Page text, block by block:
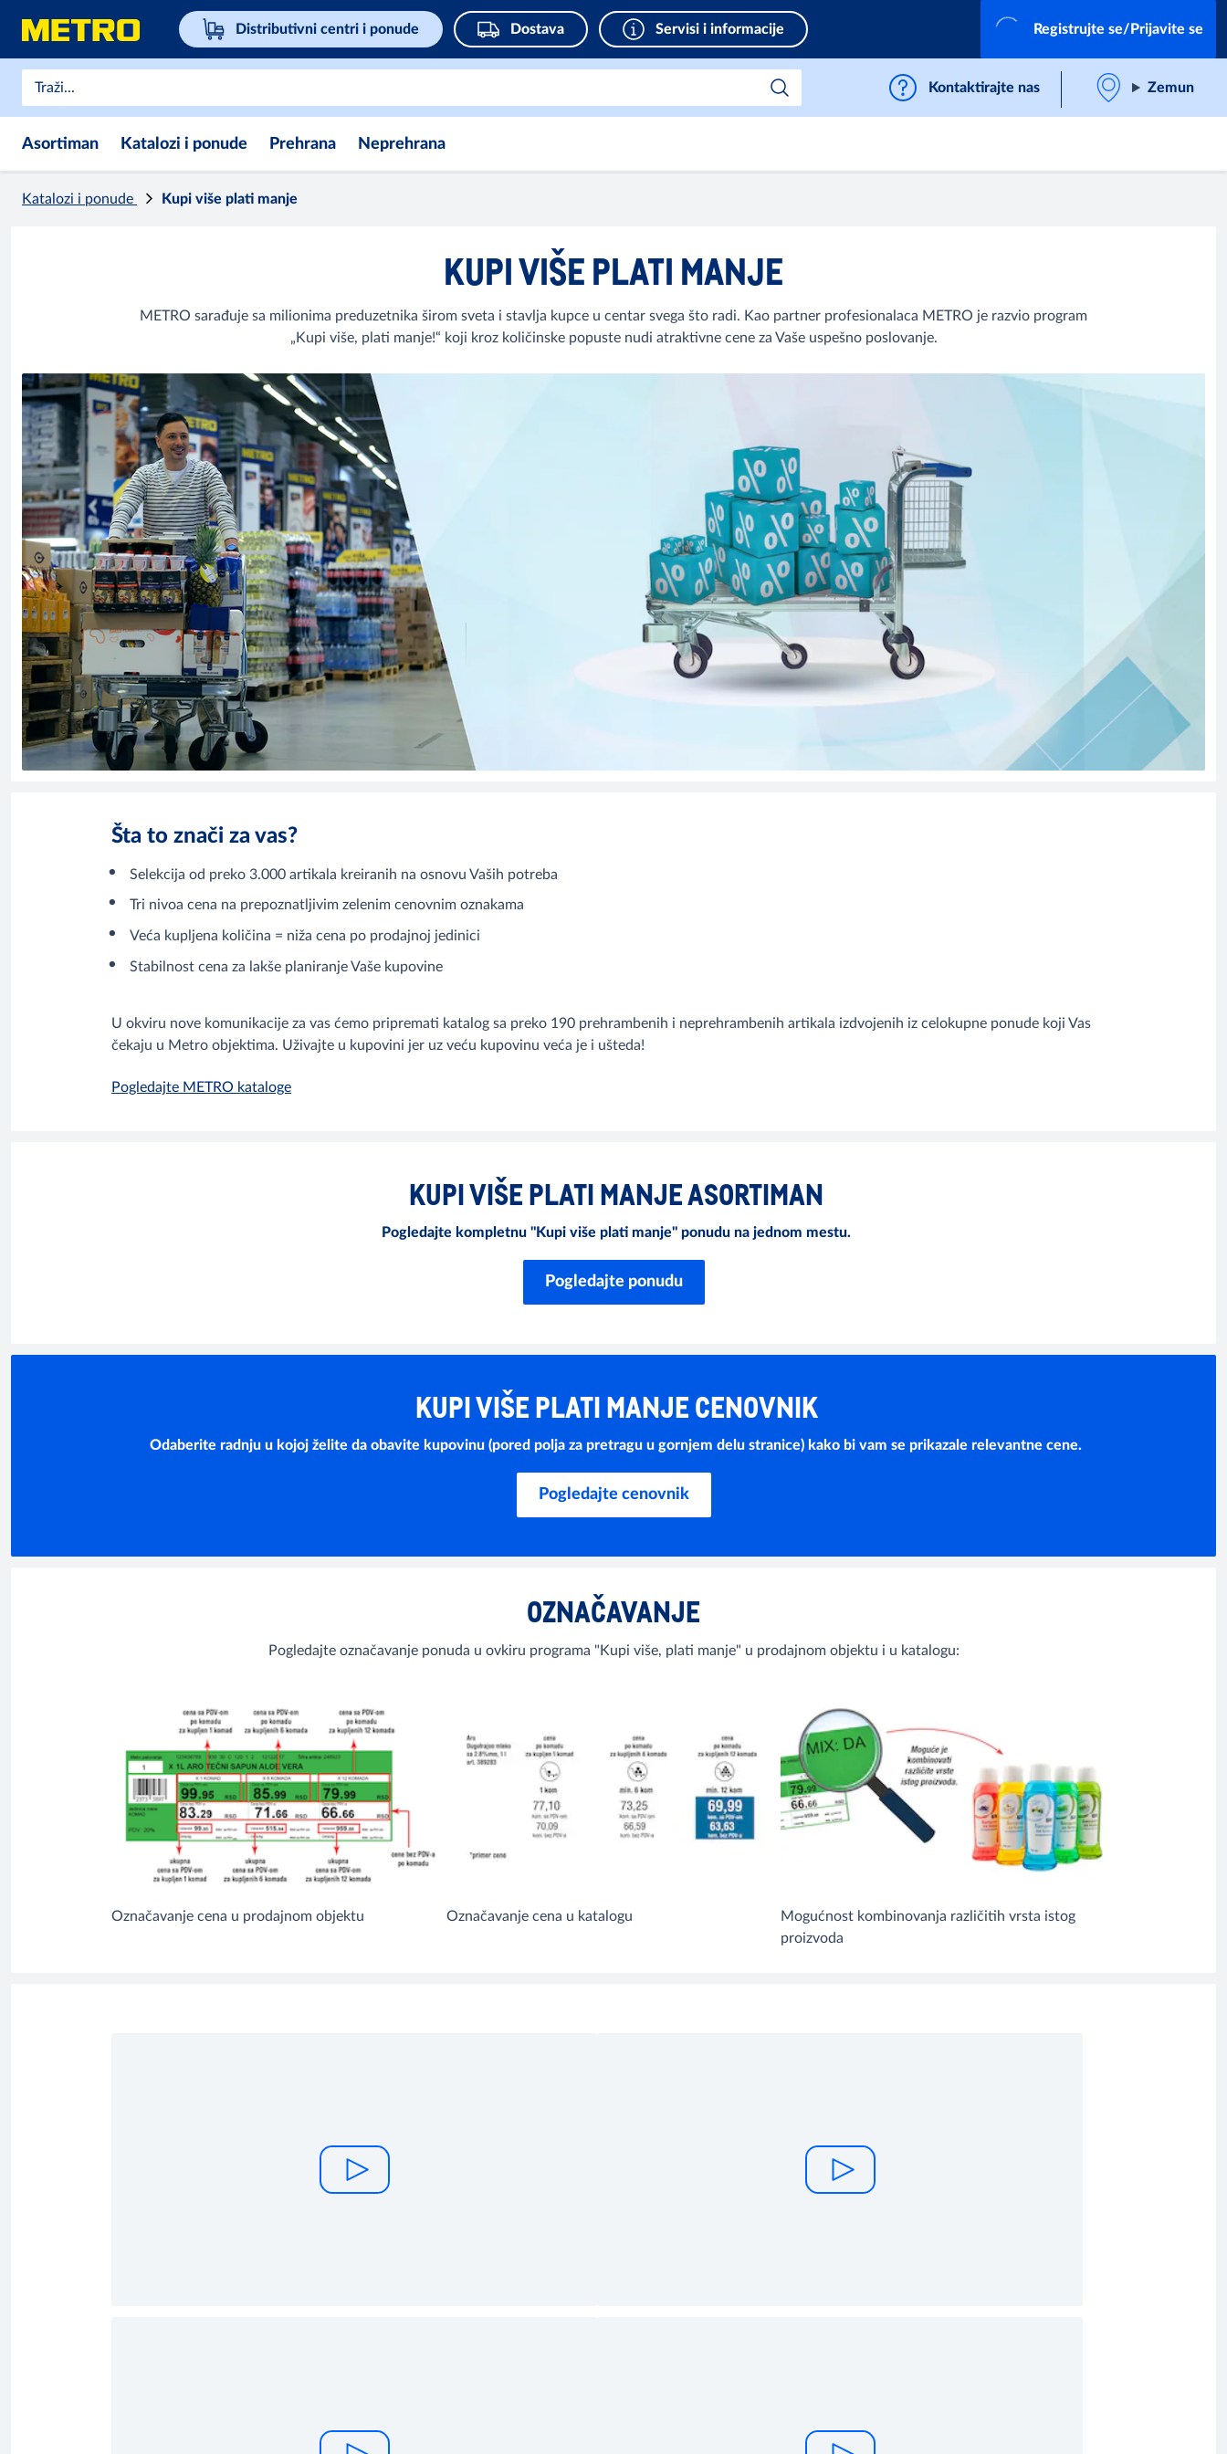
Distributivni centri i ponude Dostava Servisi i informacije Registrujte se/Prijavite se
Kontaktirajte nas Zemun
Asortiman Katalozi i ponude Prehrana Neprehrana
Katalozi i ponude Kupi više plati manje
KUPI VIŠE PLATI MANJE
METRO sarađuje sa milionima preduzetnika širom sveta i stavlja kupce u centar svega što radi. Kao partner profesionalaca METRO je razvio program
„Kupi više, plati manje!“ koji kroz količinske popuste nudi atraktivne cene za Vaše uspešno poslovanje.
Šta to znači za vas?
Selekcija od preko 3.000 artikala kreiranih na osnovu Vaših potreba
Tri nivoa cena na prepoznatljivim zelenim cenovnim oznakama
Veća kupljena količina = niža cena po prodajnoj jedinici
Stabilnost cena za lakše planiranje Vaše kupovine
U okviru nove komunikacije za vas ćemo pripremati katalog sa preko 190 prehrambenih i neprehrambenih artikala izdvojenih iz celokupne ponude koji Vas
čekaju u Metro objektima. Uživajte u kupovini jer uz veću kupovinu veća je i ušteda!
Pogledajte METRO kataloge
KUPI VIŠE PLATI MANJE ASORTIMAN
Pogledajte kompletnu "Kupi više plati manje" ponudu na jednom mestu.
Pogledajte ponudu
KUPI VIŠE PLATI MANJE CENOVNIK
Odaberite radnju u kojoj želite da obavite kupovinu (pored polja za pretragu u gornjem delu stranice) kako bi vam se prikazale relevantne cene.
Pogledajte cenovnik
OZNAČAVANJE
Pogledajte označavanje ponuda u ovkiru programa "Kupi više, plati manje" u prodajnom objektu i u katalogu:
Označavanje cena u prodajnom objektu Označavanje cena u katalogu
Mogućnost kombinovanja različitih vrsta istog
proizvoda